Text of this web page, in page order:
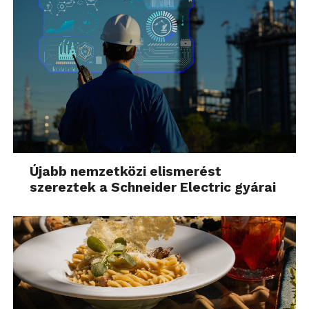
Újabb nemzetközi elismerést
szereztek a Schneider Electric gyárai